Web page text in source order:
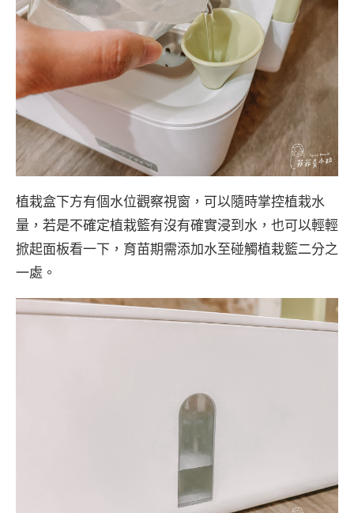
植栽盒下方有個水位觀察視窗，可以隨時掌控植栽水
量，若是不確定植栽籃有沒有確實浸到水，也可以輕輕
掀起面板看一下，育苗期需添加水至碰觸植栽籃二分之
一處。